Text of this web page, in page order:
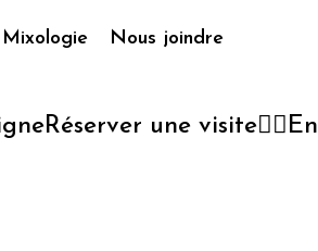
Nous joindre
Réserver une visite En